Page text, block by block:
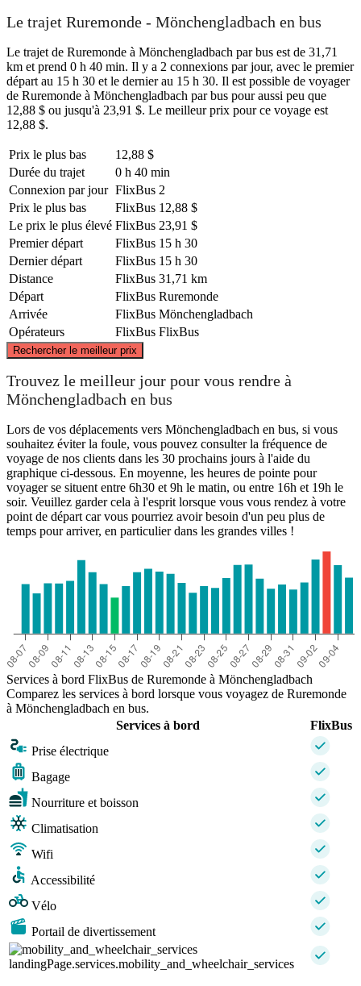
Le trajet Ruremonde - Mönchengladbach en bus
Le trajet de Ruremonde à Mönchengladbach par bus est de 31,71
km et prend 0 h 40 min. Il y a 2 connexions par jour, avec le premier
départ au 15 h 30 et le dernier au 15 h 30. Il est possible de voyager
de Ruremonde à Mönchengladbach par bus pour aussi peu que
12,88 $ ou jusqu'à 23,91 $. Le meilleur prix pour ce voyage est
12,88 $.
Prix ​​le plus bas
12,88 $
Durée du trajet
0 h 40 min
Connexion par jour FlixBus 2
Prix ​​le plus bas
FlixBus 12,88 $
Le prix le plus élevé FlixBus 23,91 $
Premier départ
FlixBus 15 h 30
Dernier départ
FlixBus 15 h 30
Distance
FlixBus 31,71 km
Départ
FlixBus Ruremonde
Arrivée
FlixBus Mönchengladbach
Opérateurs
FlixBus FlixBus
Rechercher le meilleur prix
Roermond
Mönchengladbach
©CARTO
Trouvez le meilleur jour pour vous rendre à
Mönchengladbach en bus
Lors de vos déplacements vers Mönchengladbach en bus, si vous
souhaitez éviter la foule, vous pouvez consulter la fréquence de
voyage de nos clients dans les 30 prochains jours à l'aide du
graphique ci-dessous. En moyenne, les heures de pointe pour
voyager se situent entre 6h30 et 9h le matin, ou entre 16h et 19h le
soir. Veuillez garder cela à l'esprit lorsque vous vous rendez à votre
point de départ car vous pourriez avoir besoin d'un peu plus de
temps pour arriver, en particulier dans les grandes villes !
Services à bord FlixBus de Ruremonde à Mönchengladbach
Comparez les services à bord lorsque vous voyagez de Ruremonde
à Mönchengladbach en bus.
Services à bord
FlixBus
Prise électrique
Bagage
Nourriture et boisson
Climatisation
Wifi
Accessibilité
Vélo
Portail de divertissement
landingPage.services.mobility_and_wheelchair_services